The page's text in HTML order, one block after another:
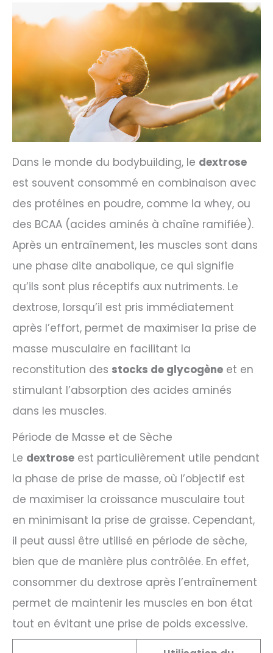
Dans le monde du bodybuilding, le dextrose
est souvent consommé en combinaison avec
des protéines en poudre, comme la whey, ou
des BCAA (acides aminés à chaîne ramifiée).
Après un entraînement, les muscles sont dans
une phase dite anabolique, ce qui signifie
qu’ils sont plus réceptifs aux nutriments. Le
dextrose, lorsqu’il est pris immédiatement
après l’effort, permet de maximiser la prise de
masse musculaire en facilitant la
reconstitution des stocks de glycogène et en
stimulant l’absorption des acides aminés
dans les muscles.
Période de Masse et de Sèche
Le dextrose est particulièrement utile pendant
la phase de prise de masse, où l’objectif est
de maximiser la croissance musculaire tout
en minimisant la prise de graisse. Cependant,
il peut aussi être utilisé en période de sèche,
bien que de manière plus contrôlée. En effet,
consommer du dextrose après l’entraînement
permet de maintenir les muscles en bon état
tout en évitant une prise de poids excessive.